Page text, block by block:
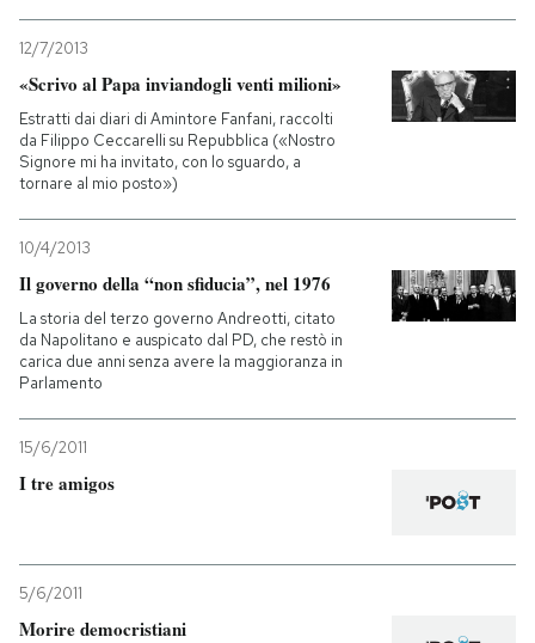
12/7/2013
«Scrivo al Papa inviandogli venti milioni»
Estratti dai diari di Amintore Fanfani, raccolti
da Filippo Ceccarelli su Repubblica («Nostro
Signore mi ha invitato, con lo sguardo, a
tornare al mio posto»)
10/4/2013
Il governo della “non sfiducia”, nel 1976
La storia del terzo governo Andreotti, citato
da Napolitano e auspicato dal PD, che restò in
carica due anni senza avere la maggioranza in
Parlamento
15/6/2011
I tre amigos
5/6/2011
Morire democristiani